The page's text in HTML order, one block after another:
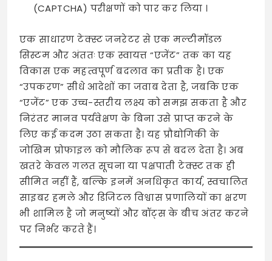
(CAPTCHA) परीक्षणों को पार कर लिया ।
एक साधारण टेक्स्ट जनरेटर से एक मल्टीमॉडल
सिस्टम और अंततः एक स्वायत्त “एजेंट” तक का यह
विकास एक महत्वपूर्ण बदलाव का प्रतीक है। एक
“उपकरण” सीधे आदेशों का जवाब देता है, जबकि एक
“एजेंट” एक उच्च-स्तरीय लक्ष्य को समझ सकता है और
निरंतर मानव पर्यवेक्षण के बिना उसे प्राप्त करने के
लिए कई कदम उठा सकता है। यह प्रौद्योगिकी के
जोखिम प्रोफाइल को मौलिक रूप से बदल देता है। अब
खतरे केवल गलत सूचना या पक्षपाती टेक्स्ट तक ही
सीमित नहीं हैं, बल्कि इनमें अनधिकृत कार्य, स्वचालित
साइबर हमले और डिजिटल विश्वास प्रणालियों का क्षरण
भी शामिल है जो मनुष्यों और बॉट्स के बीच अंतर करने
पर निर्भर करते हैं।